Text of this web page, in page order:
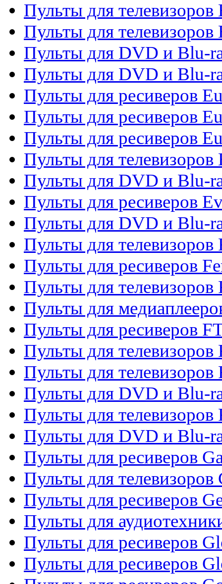
Пульты для телевизоров
Пульты для телевизоров
Пульты для DVD и Blu-
Пульты для DVD и Blu-
Пульты для ресиверов
Пульты для ресиверов
Пульты для ресиверов
Пульты для телевизоров
Пульты для DVD и Blu-
Пульты для ресиверов
Пульты для DVD и Blu-
Пульты для телевизоров
Пульты для ресиверов
Пульты для
Пульты для
Пульты для ресиверов
Пульты для телевизоров
Пульты для телевизоров
Пульты для DVD и Blu-
Пульты для телевизоров
Пульты для DVD и Blu-
Пульты для ресиверов
Пульты для телевизоров
Пульты для ресиверов
Пульты для
Пульты для ресиверов
Пульты для ресиверов